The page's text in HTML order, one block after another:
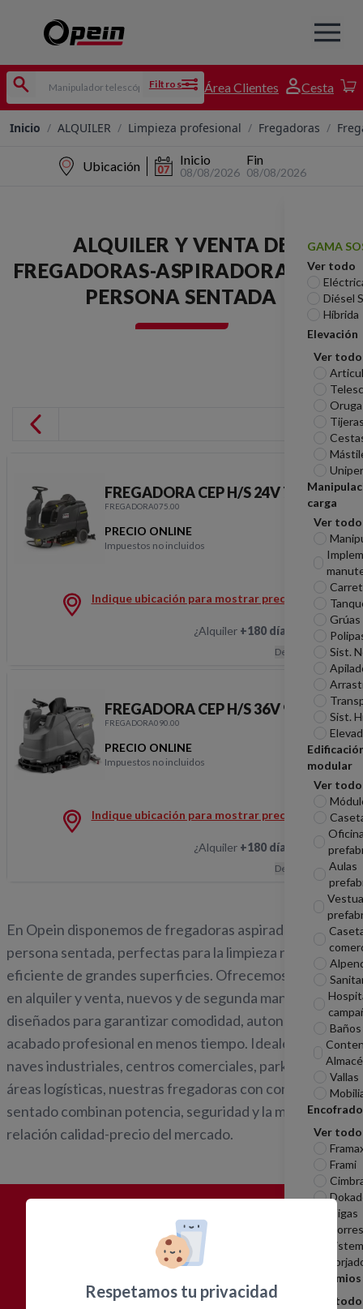
Filtros Área Clientes Cesta
Inicio / ALQUILER / Limpieza profesional / Fregadoras /
Ubicación Inicio
08/08/2026
Fin
08/08/2026
GAMA
Ver todo
Diésel
Híbrida
Elevación
Ver todo
carga
Ver todo
Grúas
Sist.
Sist.
modular
Ver todo
Aulas
Vallas
Encofrado
Ver todo
Frami
Vigas
Andamios
Ver todo
ALQUILER Y VENTA DE
FREGADORAS-ASPIRADORAS CON
PERSONA SENTADA
FREGADORA CEP H/S 24V 75CM
FREGADORA075.00
PRECIO ONLINE
Impuestos no incluidos
FREGADORA CEP H/
Indique ubicación para mostrar precios
¿Alquiler +180 días Hablemos
Descripción
FREGADORA CEP H/S 36V 90CM
FREGADORA090.00
PRECIO ONLINE
Impuestos no incluidos
FREGADORA CEP H/
Indique ubicación para mostrar precios
¿Alquiler +180 días Hablemos
Descripción
En Opein disponemos de fregadoras aspiradoras con
persona sentada, perfectas para la limpieza rápida y
eficiente de grandes superficies. Ofrecemos modelos
en alquiler y venta, nuevos y de segunda mano,
diseñados para garantizar comodidad, autonomía y un
acabado profesional en menos tiempo. Ideales para
naves industriales, centros comerciales, parkings y
áreas logísticas, nuestras fregadoras con conductor
sentado combinan potencia, seguridad y la mejor
relación calidad-precio del mercado.
ALQUILAR CON
OPEIN?
Respetamos tu privacidad